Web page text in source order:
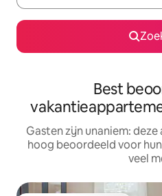
Best
Gasten zijn unaniem:
hoog beoordeeld voor
veel